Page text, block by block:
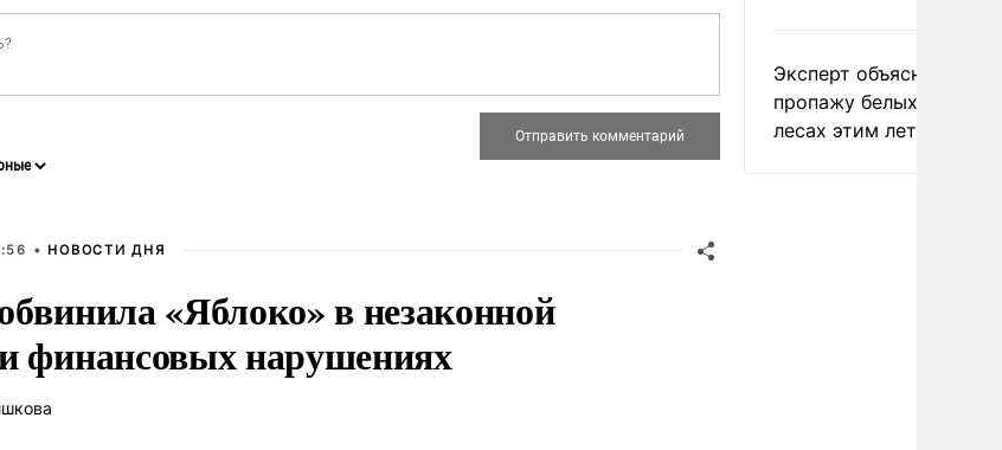
• НОВОСТИ ДНЯ
«Яблоко» в незаконной
финансовых нарушениях
Эксперт объяснил
пропажу белых грибов
лесах этим летом